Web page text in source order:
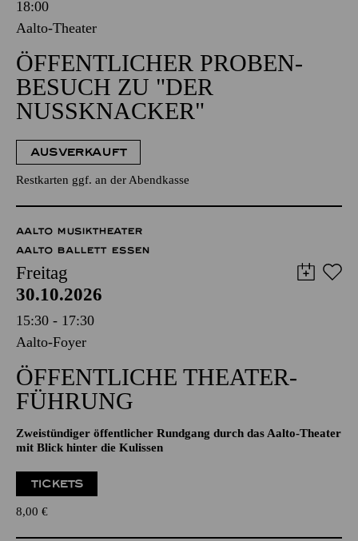
18:00
Aalto-Theater
ÖFFENT­LICHER PROBEN­
BESUCH ZU "DER
NUSSKNACKER"
AUSVERKAUFT
Restkarten ggf. an der Abendkasse
AALTO MUSIKTHEATER
AALTO BALLETT ESSEN
Freitag
30.10.2026
15:30 - 17:30
Aalto-Foyer
ÖFFENTLICHE THEATER­
FÜHRUNG
Zweistündiger öffentlicher Rundgang durch das Aalto-Theater
mit Blick hinter die Kulissen
TICKETS
8,00 €